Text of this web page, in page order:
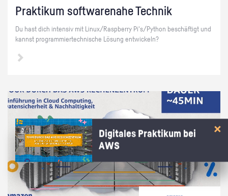
Prak­ti­kum soft­ware­na­he Tech­nik
Du hast dich in­ten­siv mit Linux/Raspber­ry Pi's/Py­thon be­schäf­tigt und
kannst pro­gram­mier­tech­ni­sche Lö­sung ent­wi­ckeln?
Digitales Praktikum bei
AWS